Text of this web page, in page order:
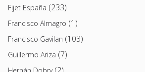
Fijet España (233)
Francisco Almagro (1)
Francisco Gavilan (103)
Guillermo Ariza (7)